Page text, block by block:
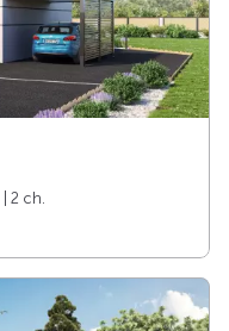
| 2 ch.